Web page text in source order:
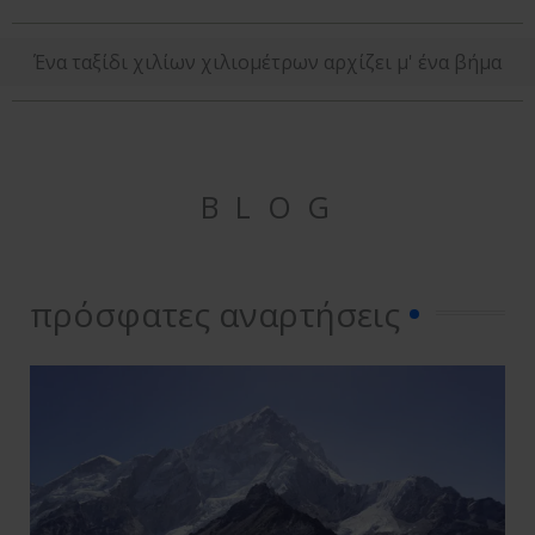
o e r y
Ένα ταξίδι χιλίων χιλιομέτρων αρχίζει μ' ένα βήμα
B L O G
πρόσφατες αναρτήσεις